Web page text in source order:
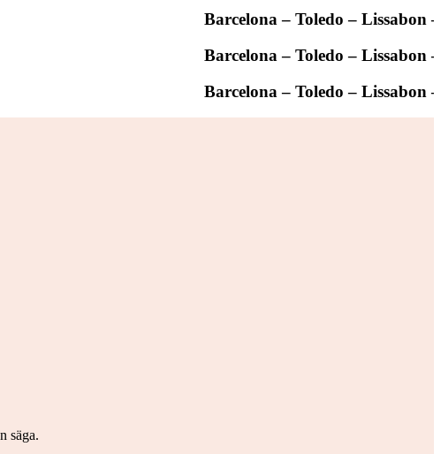
Barcelona – Toledo – Lissabon –
Barcelona – Toledo – Lissabon –
Barcelona – Toledo – Lissabon –
säga.